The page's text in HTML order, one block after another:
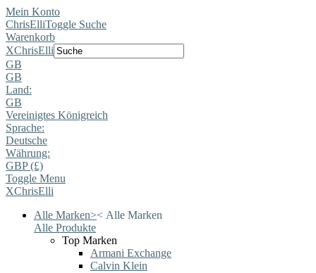
Mein Konto
ChrisElliToggle Suche
Warenkorb
XChrisElli
GB
GB
Land:
GB
Vereinigtes Königreich
Sprache:
Deutsche
Währung:
GBP (£)
Toggle Menu
XChrisElli
Alle Marken>< Alle Marken
Alle Produkte
Top Marken
Armani Exchange
Calvin Klein